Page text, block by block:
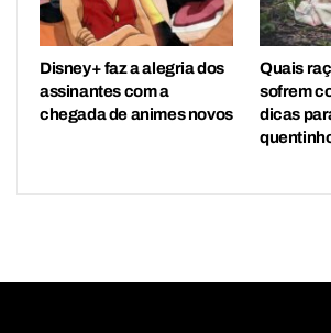
Disney+ faz a alegria dos
assinantes com a
chegada de animes novos
Quais
sofrem
dicas